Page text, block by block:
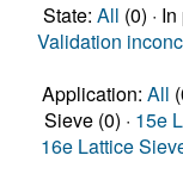
State: All (0) ·
Validation
Application: All
Sieve (0) · 15e
16e Lattice